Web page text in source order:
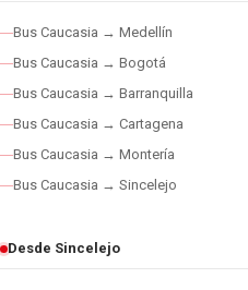
Bus Caucasia → Medellín
Bus Caucasia → Bogotá
Bus Caucasia → Barranquilla
Bus Caucasia → Cartagena
Bus Caucasia → Montería
Bus Caucasia → Sincelejo
Desde Sincelejo